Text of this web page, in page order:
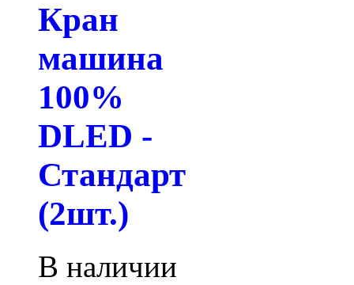
Кран
машина
100%
DLED -
Стандарт
(2шт.)
В наличии